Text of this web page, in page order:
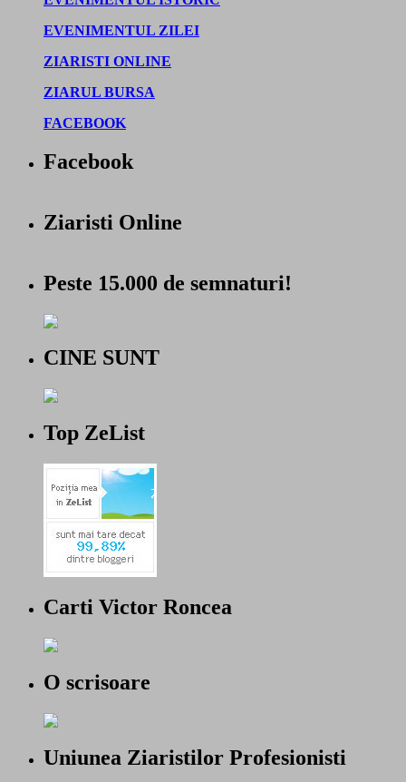
EVENIMENTUL ZILEI
ZIARISTI ONLINE
ZIARUL BURSA
FACEBOOK
Facebook
Ziaristi Online
Peste 15.000 de semnaturi!
CINE SUNT
Top ZeList
Carti Victor Roncea
O scrisoare
Uniunea Ziaristilor Profesionisti